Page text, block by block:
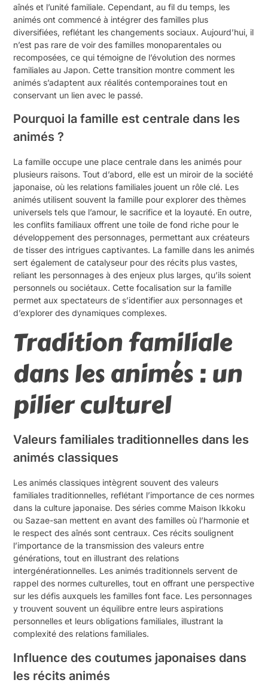
aînés et l’unité familiale. Cependant, au fil du temps, les
animés ont commencé à intégrer des familles plus
diversifiées, reflétant les changements sociaux. Aujourd’hui, il
n’est pas rare de voir des familles monoparentales ou
recomposées, ce qui témoigne de l’évolution des normes
familiales au Japon. Cette transition montre comment les
animés s’adaptent aux réalités contemporaines tout en
conservant un lien avec le passé.
Pourquoi la famille est centrale dans les
animés ?
La famille occupe une place centrale dans les animés pour
plusieurs raisons. Tout d’abord, elle est un miroir de la société
japonaise, où les relations familiales jouent un rôle clé. Les
animés utilisent souvent la famille pour explorer des thèmes
universels tels que l’amour, le sacrifice et la loyauté. En outre,
les conflits familiaux offrent une toile de fond riche pour le
développement des personnages, permettant aux créateurs
de tisser des intrigues captivantes. La famille dans les animés
sert également de catalyseur pour des récits plus vastes,
reliant les personnages à des enjeux plus larges, qu’ils soient
personnels ou sociétaux. Cette focalisation sur la famille
permet aux spectateurs de s’identifier aux personnages et
d’explorer des dynamiques complexes.
Tradition familiale
dans les animés : un
pilier culturel
Valeurs familiales traditionnelles dans les
animés classiques
Les animés classiques intègrent souvent des valeurs
familiales traditionnelles, reflétant l’importance de ces normes
dans la culture japonaise. Des séries comme Maison Ikkoku
ou Sazae-san mettent en avant des familles où l’harmonie et
le respect des aînés sont centraux. Ces récits soulignent
l’importance de la transmission des valeurs entre
générations, tout en illustrant des relations
intergénérationnelles. Les animés traditionnels servent de
rappel des normes culturelles, tout en offrant une perspective
sur les défis auxquels les familles font face. Les personnages
y trouvent souvent un équilibre entre leurs aspirations
personnelles et leurs obligations familiales, illustrant la
complexité des relations familiales.
Influence des coutumes japonaises dans
les récits animés